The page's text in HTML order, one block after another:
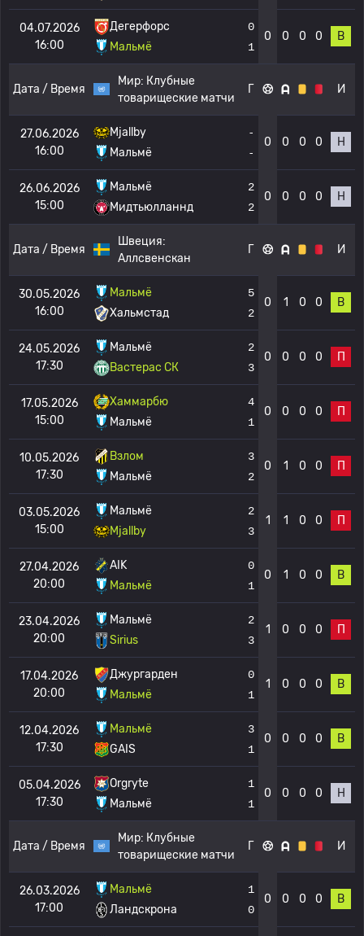
04.07.2026
16:00
Дегерфорс
Мальмё
0
1
0 0 0 0 В
Дата / Время
Мир: Клубные
товарищеские матчи
Г И
27.06.2026
16:00
Mjallby
Мальмё
-
-
0 0 0 0 Н
26.06.2026
15:00
Мальмё
Мидтьюлланнд
2
2
0 0 0 0 Н
Дата / Время
Швеция:
Аллсвенскан
Г И
30.05.2026
16:00
Мальмё
Хальмстад
5
2
0 1 0 0 В
24.05.2026
17:30
Мальмё
Вастерас СК
2
3
0 0 0 0 П
17.05.2026
15:00
Хаммарбю
Мальмё
4
1
0 0 0 0 П
10.05.2026
17:30
Взлом
Мальмё
3
2
0 1 0 0 П
03.05.2026
15:00
Мальмё
Mjallby
2
3
1 1 0 0 П
27.04.2026
20:00
AIK
Мальмё
0
1
0 1 0 0 В
23.04.2026
20:00
Мальмё
Sirius
2
3
1 0 0 0 П
17.04.2026
20:00
Джургарден
Мальмё
0
1
1 0 0 0 В
12.04.2026
17:30
Мальмё
GAIS
3
1
0 0 0 0 В
05.04.2026
17:30
Orgryte
Мальмё
1
1
0 0 0 0 Н
Дата / Время
Мир: Клубные
товарищеские матчи
Г И
26.03.2026
17:00
Мальмё
Ландскрона
1
0
0 0 0 0 В